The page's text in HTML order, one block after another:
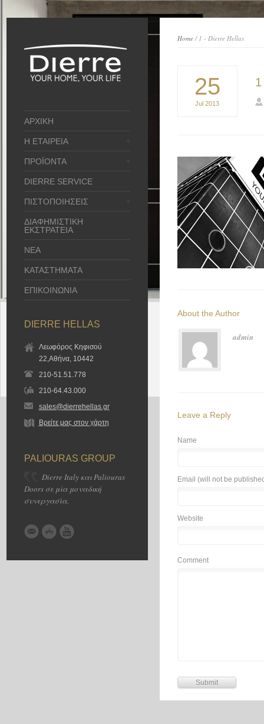
ΑΡΧΙΚΗ
Η ΕΤΑΙΡΕΙΑ
ΠΡΟΪΟΝΤΑ
DIERRE SERVICE
ΠΙΣΤΟΠΟΙΗΣΕΙΣ
ΔΙΑΦΗΜΙΣΤΙΚΗ
ΕΚΣΤΡΑΤΕΙΑ
ΝΕΑ
ΚΑΤΑΣΤΗΜΑΤΑ
ΕΠΙΚΟΙΝΩΝΙΑ
DIERRE HELLAS
Λεωφόρος Κηφισού
22,Αθήνα, 10442
210-51.51.778
210-64.43.000
sales@dierrehellas.gr
Βρείτε μας στον χάρτη
PALIOURAS GROUP
Dierre Italy και Paliouras
Doors σε μία μοναδική
συνεργασία.
Home/ 1 - Dierre Hellas
25
Jul 2013
1
About the Author
admin
Leave a Reply
Name
Email (will not be
Website
Comment